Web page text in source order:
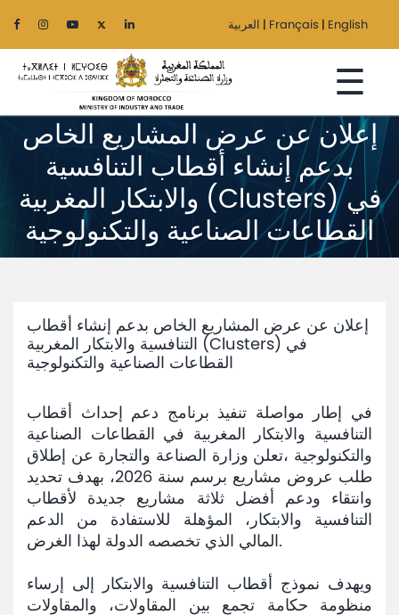
العربية | Français | English
☰
Home
The
Ministry
Regionalization
Services
Mediaroom
Contact
إعلان عن عرض المشاريع الخاص
بدعم إنشاء أقطاب التنافسية
والابتكار المغربية (Clusters) في
القطاعات الصناعية والتكنولوجية
إعلان عن عرض المشاريع الخاص بدعم إنشاء أقطاب
التنافسية والابتكار المغربية (Clusters) في
القطاعات الصناعية والتكنولوجية
في إطار مواصلة تنفيذ برنامج دعم إحداث أقطاب
التنافسية والابتكار المغربية في القطاعات الصناعية
والتكنولوجية ،تعلن وزارة الصناعة والتجارة عن إطلاق
طلب عروض مشاريع برسم سنة 2026، بهدف تحديد
وانتقاء ودعم أفضل ثلاثة مشاريع جديدة لأقطاب
التنافسية والابتكار، المؤهلة للاستفادة من الدعم
المالي الذي تخصصه الدولة لهذا الغرض.
ويهدف نموذج أقطاب التنافسية والابتكار إلى إرساء
منظومة حكامة تجمع بين المقاولات، والمقاولات